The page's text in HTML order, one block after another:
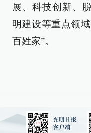
展、科技创新、
明建设等重点领
百姓家”。